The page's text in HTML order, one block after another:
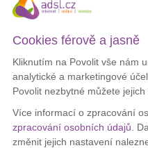
zákazníci mohli zaznamenat
dílčích opravách se stále
Netolická, mluvčí T-Mobilu.
Podle serveru Downalarm.cz
výpadek mezi
osmou a
z nich problémy přetrvávaly i
Ještě dopoledne se problém
neuvedl, zda zákazníkům
nepříjemnosti.
Cookies férově a jasně
Kliknutím na Povolit vše nám
analytické a marketingové
Povolit nezbytné můžete
Více informací o zpracování
zpracování osobních údajů .
změnit jejich nastavení